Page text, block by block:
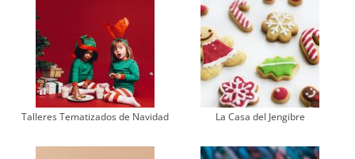
Talleres Tematizados de Navidad La Casa del Jengibre